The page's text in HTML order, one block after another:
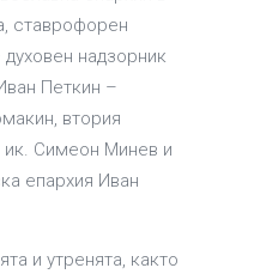
ставрофорен
надзорник
Петкин –
втория
Симеон Минев и
епархия Иван
и утренята, както